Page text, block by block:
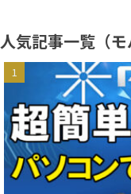
人気記事一覧（モ